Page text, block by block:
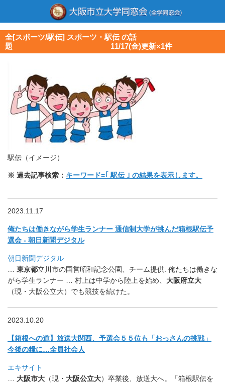
全[スポーツ/駅伝] スポーツ・駅伝 の話
題 11/17(金)更新×1件
駅伝（イメージ）
※ 過去記事検索： キーワード=｢ 駅伝 ｣ の結果を表示します。
2023.11.17
俺たちは働きながら学生ランナー 通信制大学が挑んだ箱根駅伝予
選会 - 朝日新聞デジタル
朝日新聞デジタル
東京都立川市の国営昭和記念公園、チーム提供. 俺たちは働きな
がら学生ランナー … 村上は中学から陸上を始め、 大阪府立大
（現・大阪公立大） でも競技を続けた。
2023.10.20
【箱根への道】放送大関西、予選会５５位も「おっさんの挑戦」
今後の糧に…全員社会人
エキサイト
大阪市大 （現・ 大阪公立大）卒業後、放送大へ。「箱根駅伝を